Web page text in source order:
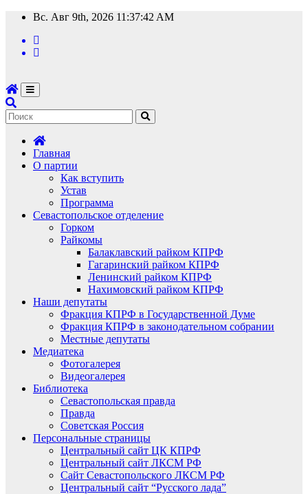
Перейти
содержимому
Вс. Авг 9th, 2026 11:37:42 AM
Главная
О партии
Как вступить
Устав
Программа
Севастопольское отделение
Горком
Райкомы
Балаклавский райком КПРФ
Гагаринский райком КПРФ
Ленинский райком КПРФ
Нахимовский райком КПРФ
Наши депутаты
Фракция КПРФ в Государственной Думе
Фракция КПРФ в законодательном собрании
Местные депутаты
Медиатека
Фотогалерея
Видеогалерея
Библиотека
Севастопольская правда
Правда
Советская Россия
Персональные страницы
Центральный сайт ЦК КПРФ
Центральный сайт ЛКСМ РФ
Сайт Севастопольского ЛКСМ РФ
Центральный сайт “Русского лада”